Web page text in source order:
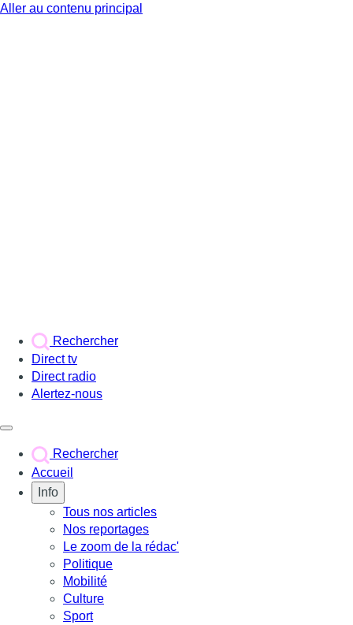
Aller au contenu principal
Rechercher
Direct tv
Direct radio
Alertez-nous
Rechercher
Accueil
Info
Tous nos articles
Nos reportages
Le zoom de la rédac'
Politique
Mobilité
Culture
Sport